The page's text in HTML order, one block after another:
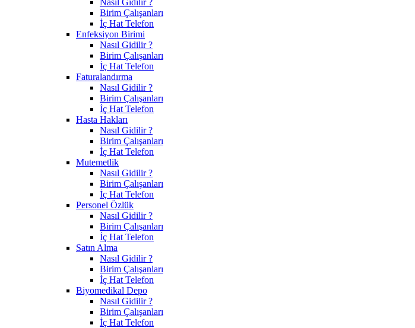
Birim Çalışanları
İç Hat Telefon
Enfeksiyon Birimi
Nasıl Gidilir ?
Birim Çalışanları
İç Hat Telefon
Faturalandırma
Nasıl Gidilir ?
Birim Çalışanları
İç Hat Telefon
Hasta Hakları
Nasıl Gidilir ?
Birim Çalışanları
İç Hat Telefon
Mutemetlik
Nasıl Gidilir ?
Birim Çalışanları
İç Hat Telefon
Personel Özlük
Nasıl Gidilir ?
Birim Çalışanları
İç Hat Telefon
Satın Alma
Nasıl Gidilir ?
Birim Çalışanları
İç Hat Telefon
Biyomedikal Depo
Nasıl Gidilir ?
Birim Çalışanları
İç Hat Telefon